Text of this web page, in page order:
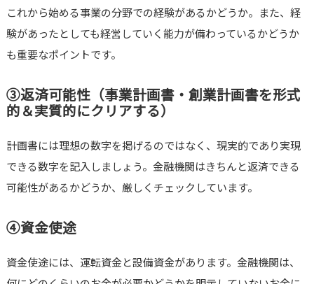
これから始める事業の分野での経験があるかどうか。また、経
験があったとしても経営していく能力が備わっているかどうか
も重要なポイントです。
③返済可能性（事業計画書・創業計画書を形式
的＆実質的にクリアする）
計画書には理想の数字を掲げるのではなく、現実的であり実現
できる数字を記入しましょう。金融機関はきちんと返済できる
可能性があるかどうか、厳しくチェックしています。
④資金使途
資金使途には、運転資金と設備資金があります。金融機関は、